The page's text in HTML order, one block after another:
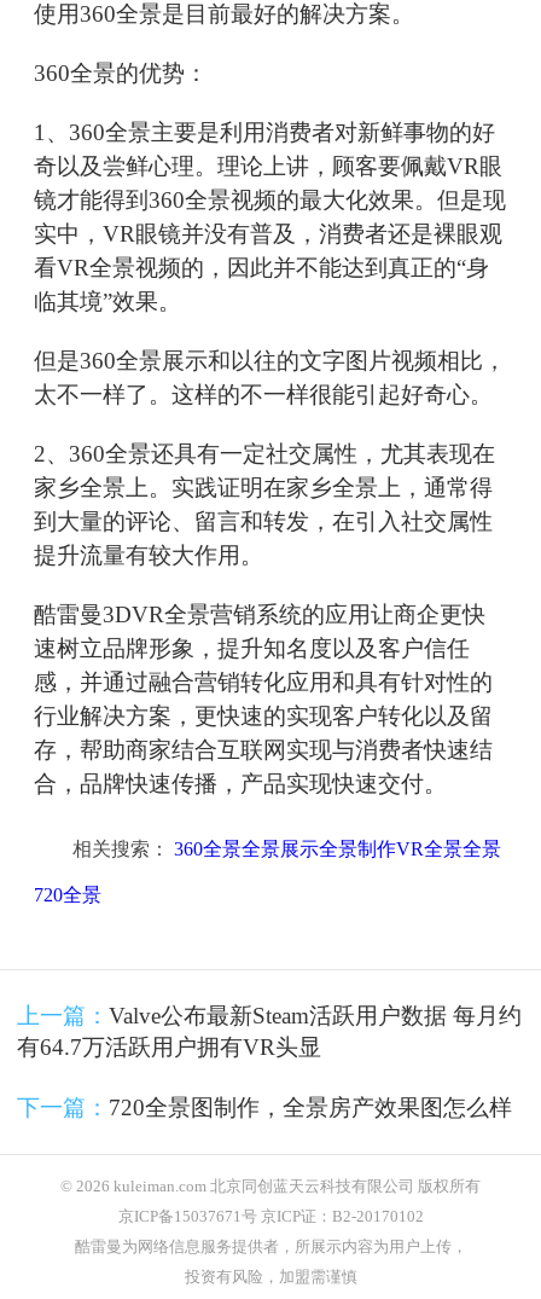
使用360全景是目前最好的解决方案。
360全景的优势：
1、360全景主要是利用消费者对新鲜事物的好
奇以及尝鲜心理。理论上讲，顾客要佩戴VR眼
镜才能得到360全景视频的最大化效果。但是现
实中，VR眼镜并没有普及，消费者还是裸眼观
看VR全景视频的，因此并不能达到真正的“身
临其境”效果。
但是360全景展示和以往的文字图片视频相比，
太不一样了。这样的不一样很能引起好奇心。
2、360全景还具有一定社交属性，尤其表现在
家乡全景上。实践证明在家乡全景上，通常得
到大量的评论、留言和转发，在引入社交属性
提升流量有较大作用。
酷雷曼3DVR全景营销系统的应用让商企更快
速树立品牌形象，提升知名度以及客户信任
感，并通过融合营销转化应用和具有针对性的
行业解决方案，更快速的实现客户转化以及留
存，帮助商家结合互联网实现与消费者快速结
合，品牌快速传播，产品实现快速交付。
相关搜索： 360全景全景展示全景制作VR全景全景
720全景
上一篇： Valve公布最新Steam活跃用户数据 每月约
有64.7万活跃用户拥有VR头显
下一篇： 720全景图制作，全景房产效果图怎么样
© 2026 kuleiman.com 北京同创蓝天云科技有限公司 版权所有
京ICP备15037671号 京ICP证：B2-20170102
酷雷曼为网络信息服务提供者，所展示内容为用户上传，
投资有风险，加盟需谨慎